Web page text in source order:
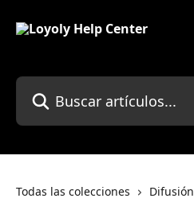
Buscar artículos...
Todas las colecciones Difusión